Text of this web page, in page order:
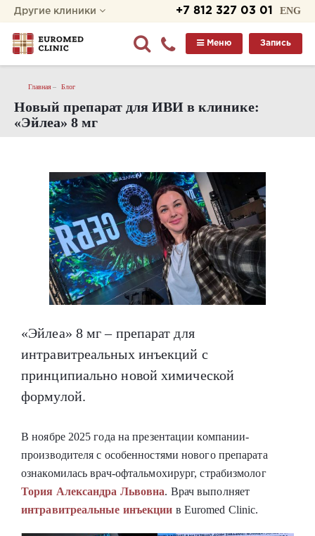
ENG
+7 812 327 03 01
Другие клиники
Запись
Меню
Главная Блог
Новый препарат для ИВИ в клинике:
«Эйлеа»‎ 8 мг
«Эйлеа»‎ 8 мг – препарат для
интравитреальных инъекций с
принципиально новой химической
формулой.
В ноябре 2025 года на презентации компании-
производителя с особенностями нового препарата
ознакомилась врач-офтальмохирург, страбизмолог
Тория Александра Львовна. Врач выполняет
интравитреальные инъекции в Euromed Clinic.